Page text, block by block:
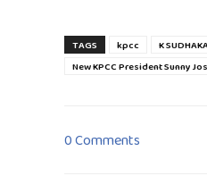
TAGS kpcc K
New KPCC President Sunny
0 Comments